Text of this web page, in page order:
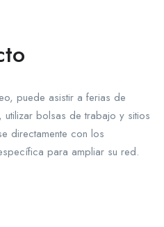
puede asistir a ferias de
bolsas de trabajo y sitios
directamente con los
para ampliar su red.